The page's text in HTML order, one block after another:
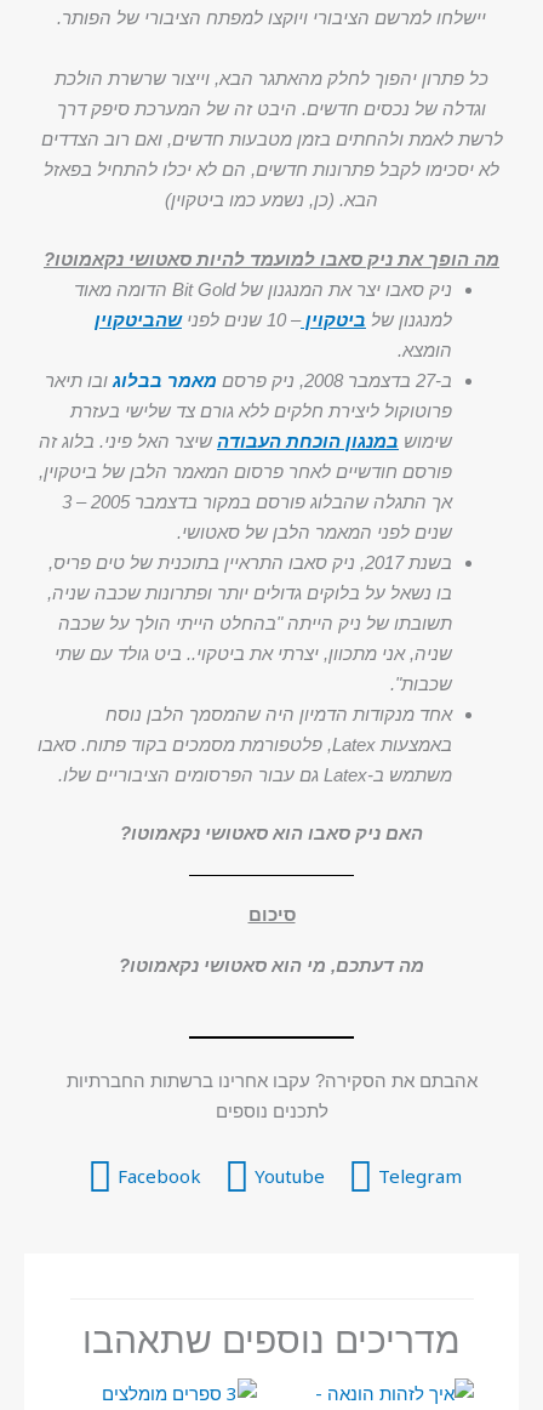
יישלחו למרשם הציבורי ויוקצו למפתח הציבורי של הפותר.
כל פתרון יהפוך לחלק מהאתגר הבא, וייצור שרשרת הולכת
וגדלה של נכסים חדשים. היבט זה של המערכת סיפק דרך
לרשת לאמת ולהחתים בזמן מטבעות חדשים, ואם רוב הצדדים
לא יסכימו לקבל פתרונות חדשים, הם לא יכלו להתחיל בפאזל
הבא. (כן, נשמע כמו ביטקוין)
מה הופך את ניק סאבו למועמד להיות סאטושי נקאמוטו?
ניק סאבו יצר את המנגנון של Bit Gold הדומה מאוד
למנגנון של ביטקוין– 10 שנים לפני
שהביטקוין
הומצא.
ב-27 בדצמבר 2008, ניק פרסם
מאמר בבלוג ובו תיאר
פרוטוקול ליצירת חלקים ללא גורם צד שלישי בעזרת
שימוש במנגון הוכחת העבודה שיצר האל פיני. בלוג זה
פורסם חודשיים לאחר פרסום המאמר הלבן של ביטקוין,
אך התגלה שהבלוג פורסם במקור בדצמבר 2005 – 3
שנים לפני המאמר הלבן של סאטושי.
בשנת 2017, ניק סאבו התראיין בתוכנית של טים פריס,
בו נשאל על בלוקים גדולים יותר ופתרונות שכבה שניה,
תשובתו של ניק הייתה "בהחלט הייתי הולך על שכבה
שניה, אני מתכוון, יצרתי את ביטקוי.. ביט גולד עם שתי
שכבות".
אחד מנקודות הדמיון היה שהמסמך הלבן נוסח
באמצעות Latex, פלטפורמת מסמכים בקוד פתוח. סאבו
משתמש ב-Latex גם עבור הפרסומים הציבוריים שלו.
האם ניק סאבו הוא סאטושי נקאמוטו?
סיכום
מה דעתכם, מי הוא סאטושי נקאמוטו?
אהבתם את הסקירה? עקבו אחרינו ברשתות החברתיות
לתכנים נוספים
Telegram
Youtube
Facebook
מדריכים נוספים שתאהבו